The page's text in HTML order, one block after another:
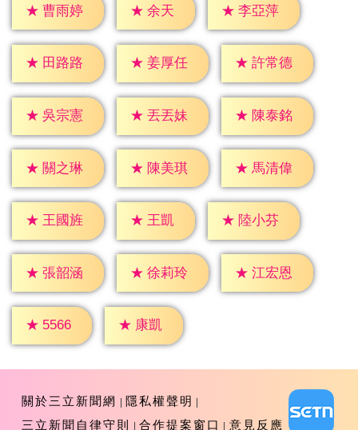
★ 曹雨婷 ★ 余天 ★ 李亞萍
★ 田路路 ★ 姜厚任 ★ 許常德
★ 吳宗憲 ★ 丟丟妹 ★ 陳泰銘
★ 關之琳 ★ 陳美琪 ★ 馬清偉
★ 王國旌 ★ 王凱 ★ 陸小芬
★ 張韶涵 ★ 徐莉玲 ★ 江宏恩
★ 5566 ★ 康凱
關於三立新聞網
隱私權聲明
三立新聞自律守則
合作提案窗口 意見反應